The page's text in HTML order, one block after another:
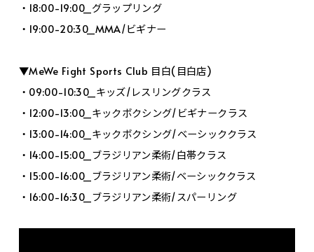
・18:00-19:00_グラップリング
・19:00-20:30_MMA/ビギナー
▼MeWe Fight Sports Club 目白(目白店)
・09:00-10:30_キッズ/レスリングクラス
・12:00-13:00_キックボクシング/ビギナークラス
・13:00-14:00_キックボクシング/ベーシッククラス
・14:00-15:00_ブラジリアン柔術/白帯クラス
・15:00-16:00_ブラジリアン柔術/ベーシッククラス
・16:00-16:30_ブラジリアン柔術/スパーリング